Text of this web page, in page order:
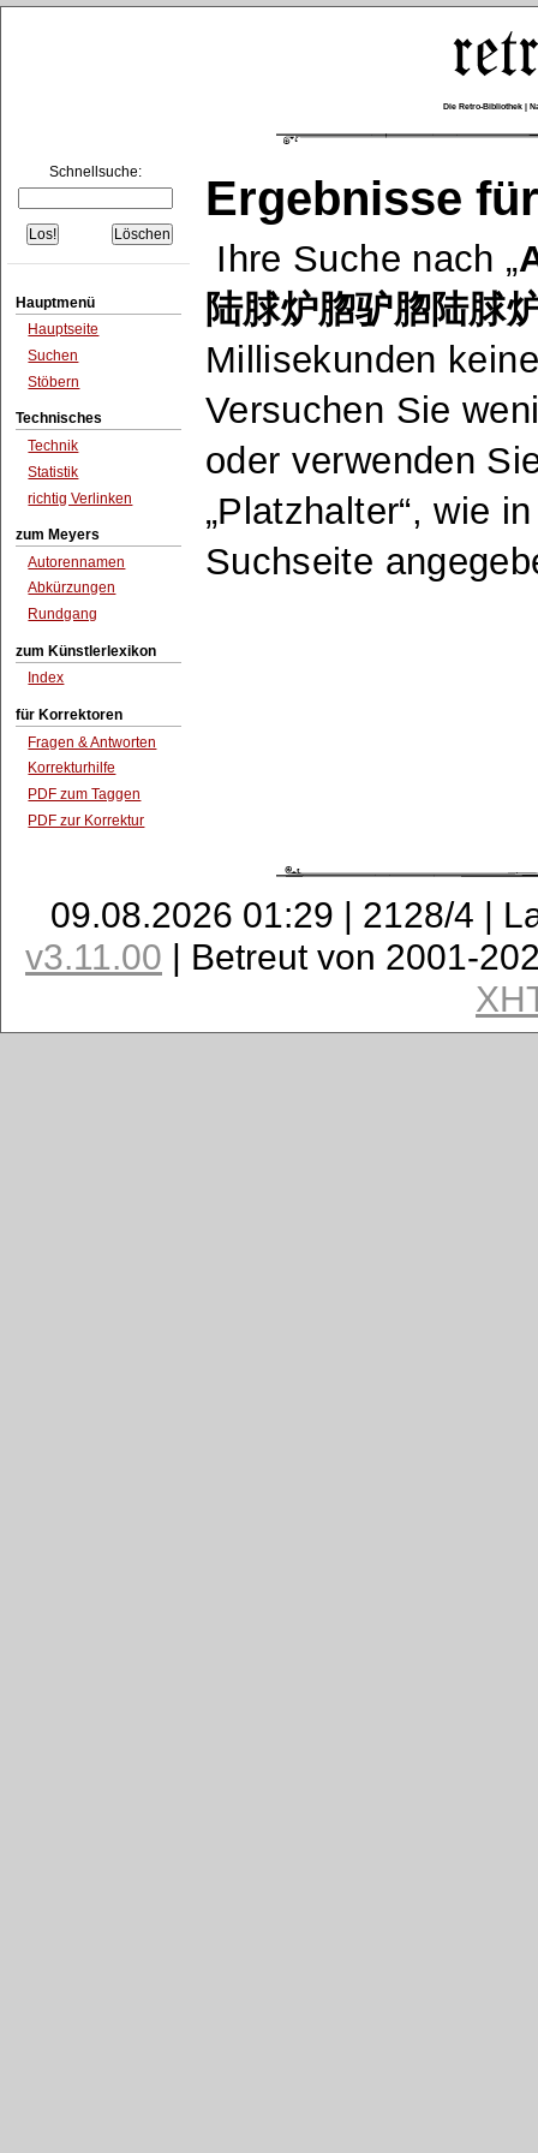
Die Retro-Bibliothek |
Schnellsuche:
Hauptmenü
Hauptseite
Suchen
Stöbern
Technisches
Technik
Statistik
richtig Verlinken
zum Meyers
Autorennamen
Abkürzungen
Rundgang
zum Künstlerlexikon
Index
für Korrektoren
Fragen & Antworten
Korrekturhilfe
PDF zum Taggen
PDF zur Korrektur
Ergebnisse
Ihre Suche nach
陆脙炉脗驴脗陆脙
Millisekunden
Versuchen Sie
oder verwenden
Platzhalter , wie
Suchseite
09.08.2026 01:29 | 2128/4 |
v3.11.00 | Betreut von 2001-